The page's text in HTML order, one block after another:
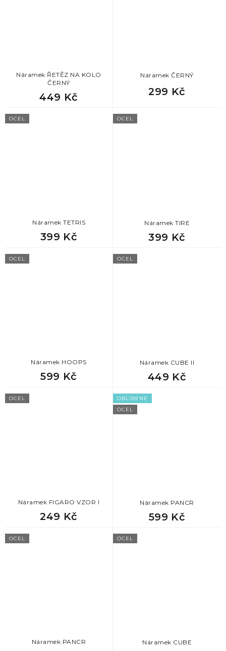
Náramek ŘETĚZ NA KOLO
ČERNÝ
449 Kč
Náramek ČERNÝ
299 Kč
OCEL
Náramek TETRIS
399 Kč
OCEL
Náramek TIRE
399 Kč
OCEL
Náramek HOOPS
599 Kč
OCEL
Náramek CUBE II
449 Kč
OCEL
Náramek FIGARO VZOR I
249 Kč
OBLÍBENÉ
OCEL
Náramek PANCR
599 Kč
OCEL
Náramek PANCR
OCEL
Náramek CUBE